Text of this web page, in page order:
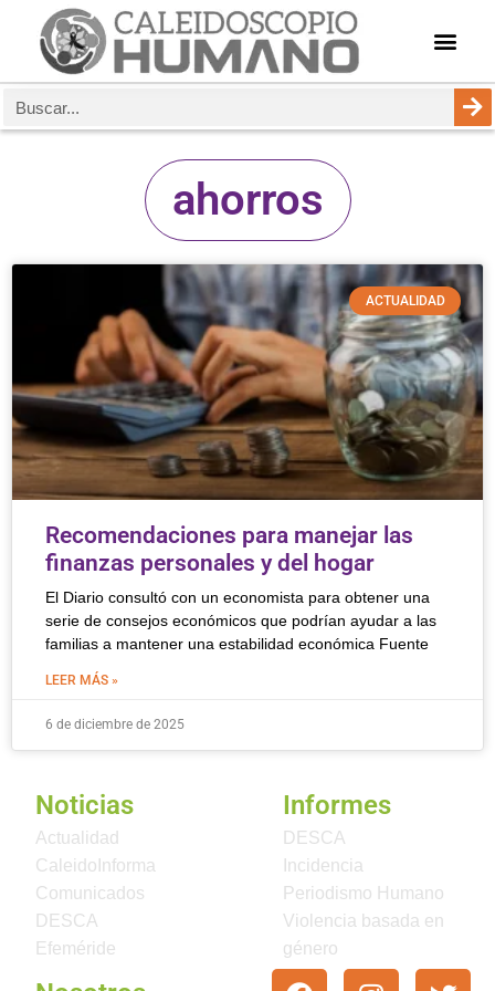
ahorros
ACTUALIDAD
Recomendaciones para manejar las
finanzas personales y del hogar
El Diario consultó con un economista para obtener una
serie de consejos económicos que podrían ayudar a las
familias a mantener una estabilidad económica Fuente
LEER MÁS »
6 de diciembre de 2025
Noticias
Actualidad
CaleidoInforma
Comunicados
DESCA
Efeméride
Informes
DESCA
Incidencia
Periodismo Humano
Violencia basada en
género